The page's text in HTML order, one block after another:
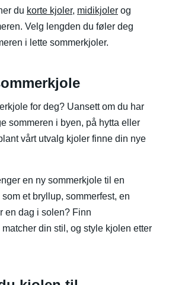
du korte kjoler, midikjoler og
Velg lengden du føler deg
i lette sommerkjoler.
for deg? Uansett om du har
sommeren i byen, på hytta eller
vårt utvalg kjoler finne din nye
en ny sommerkjole til en
et bryllup, sommerfest, en
en dag i solen? Finn
din stil, og style kjolen etter